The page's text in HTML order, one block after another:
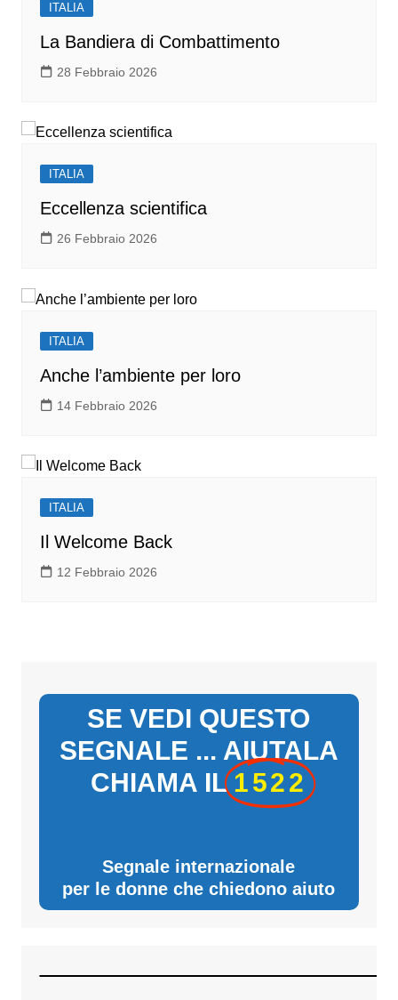
ITALIA
La Bandiera di Combattimento
28 Febbraio 2026
ITALIA
Eccellenza scientifica
26 Febbraio 2026
ITALIA
Anche l’ambiente per loro
14 Febbraio 2026
ITALIA
Il Welcome Back
12 Febbraio 2026
SE VEDI QUESTO
SEGNALE ... AIUTALA
CHIAMA IL1522
Segnale internazionale
per le donne che chiedono aiuto